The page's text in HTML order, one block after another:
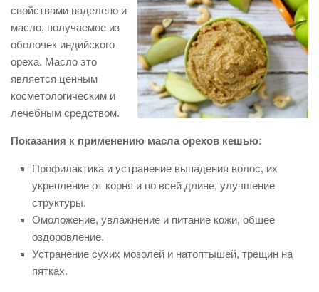
свойствами наделено и
масло, получаемое из
оболочек индийского
ореха. Масло это
является ценным
косметологическим и
лечебным средством.
Показания к применению масла орехов кешью:
Профилактика и устранение выпадения волос, их
укрепление от корня и по всей длине, улучшение
структуры.
Омоложение, увлажнение и питание кожи, общее
оздоровление.
Устранение сухих мозолей и натоптышей, трещин на
пятках.